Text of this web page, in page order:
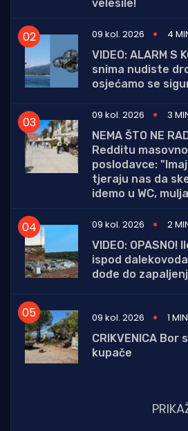
velesile!
09 kol. 2026
4
VIDEO: ALARM S
snima nudiste
osjećamo se
09 kol. 2026
3
NEMA ŠTO NE
Redditu
poslodavce:
tjeraju nas da
idemo u WC,
09 kol. 2026
2
VIDEO: OPASNO!
ispod
dođe do
09 kol. 2026
1
CRIKVENICA
kupače